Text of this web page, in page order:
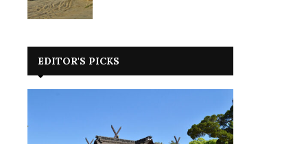
EDITOR'S PICKS